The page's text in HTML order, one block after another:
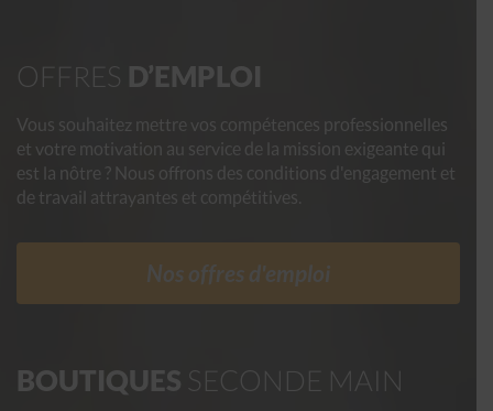
OFFRES D’EMPLOI
Vous souhaitez mettre vos compétences professionnelles
et votre motivation au service de la mission exigeante qui
est la nôtre ? Nous offrons des conditions d'engagement et
de travail attrayantes et compétitives.
Nos offres d'emploi
BOUTIQUES SECONDE MAIN